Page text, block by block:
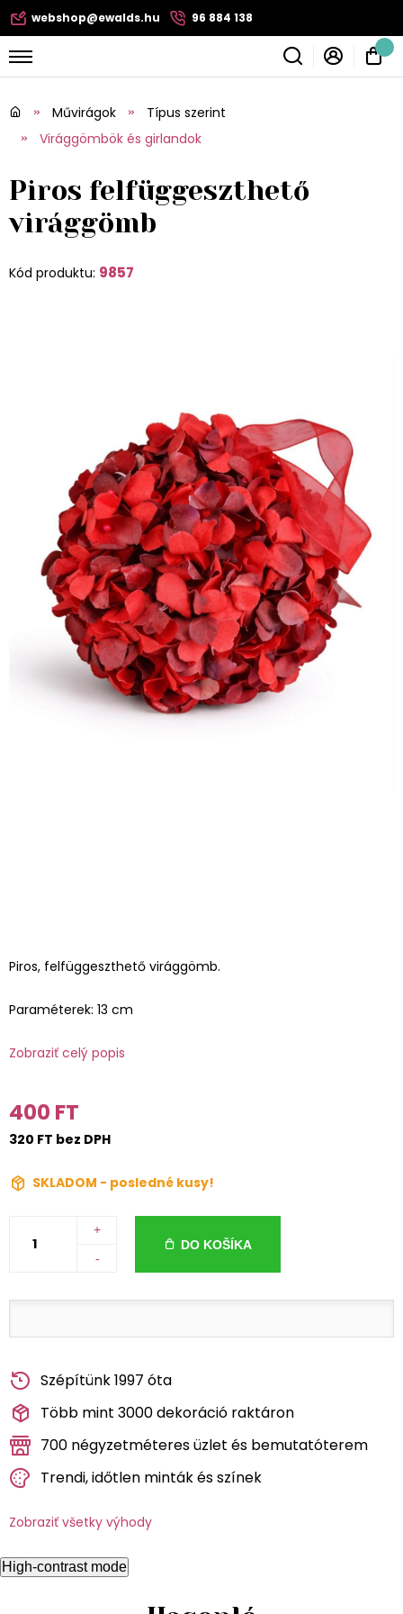
webshop@ewalds.hu 96 884 138
Művirágok
Típus szerint
Virággömbök és girlandok
Piros felfüggeszthető
virággömb
Kód produktu: 9857
Piros, felfüggeszthető virággömb.
Paraméterek: 13 cm
Zobraziť celý popis
400 FT
320 FT bez DPH
SKLADOM - posledné kusy!
+
-
DO KOŠÍKA
Szépítünk 1997 óta
Több mint 3000 dekoráció raktáron
700 négyzetméteres üzlet és bemutatóterem
Trendi, időtlen minták és színek
Zobraziť všetky výhody
High-contrast mode